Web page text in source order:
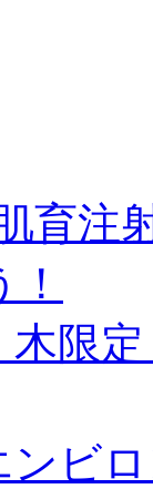
育注
木限
ンビ